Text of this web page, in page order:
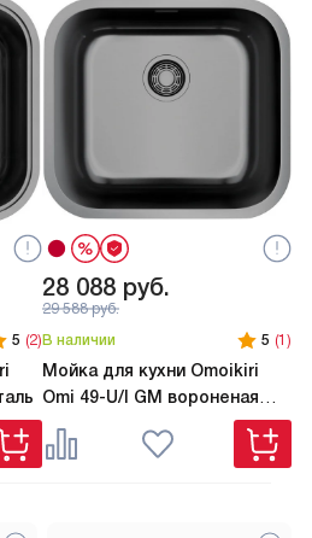
5 (2)
28 088 руб.
29 588руб.
В наличии
5 (1)
Мойка для кухни Omoikiri
Omi 49-U/I GM вороненая